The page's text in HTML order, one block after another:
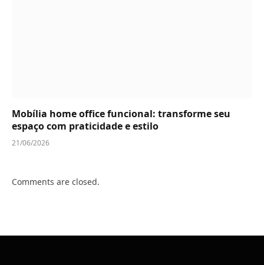
Mobília home office funcional: transforme seu
espaço com praticidade e estilo
21/06/2026
Comments are closed.